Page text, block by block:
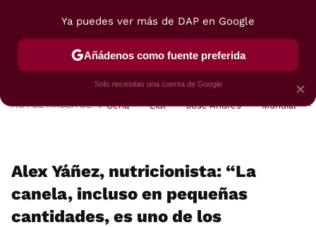
POSTRES VIAJES SELECCIÓN VEGUI
HOY SE HABLA DE Cena Lidl José Andrés Mundial
Alex Yáñez, nutricionista: “La
canela, incluso en pequeñas
cantidades, es uno de los
×
Ya puedes ver más de DAP en Google
Añádenos como fuente preferida
Solo necesitas una cuenta de Google